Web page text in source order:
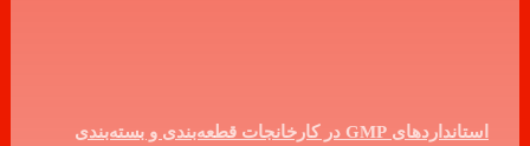
استانداردهای GMP در کارخانجات قطعه‌بندی و بسته‌بندی